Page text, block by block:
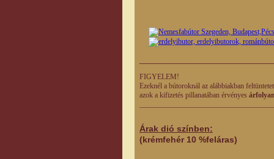
FIGYELEM!
Ezeknél a bútoroknál az alábbiakban
azok a kifizetés pillanatában érvényes
Árak dió színben:
(krémfehér 10 %feláras)